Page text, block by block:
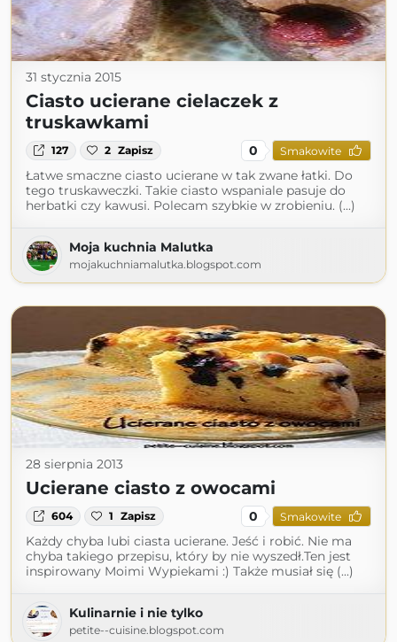
31 stycznia 2015
Ciasto ucierane cielaczek z
truskawkami
127 2 Zapisz 0 Smakowite
Łatwe smaczne ciasto ucierane w tak zwane łatki. Do
tego truskaweczki. Takie ciasto wspaniale pasuje do
herbatki czy kawusi. Polecam szybkie w zrobieniu. (...)
Moja kuchnia Malutka
mojakuchniamalutka.blogspot.com
28 sierpnia 2013
Ucierane ciasto z owocami
604 1 Zapisz 0 Smakowite
Każdy chyba lubi ciasta ucierane. Jeść i robić. Nie ma
chyba takiego przepisu, który by nie wyszedł.Ten jest
inspirowany Moimi Wypiekami :) Także musiał się (...)
Kulinarnie i nie tylko
petite--cuisine.blogspot.com